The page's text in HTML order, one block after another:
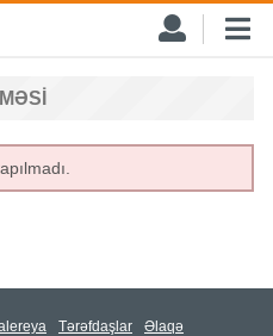
Tərəfdaşlar Əlaqə